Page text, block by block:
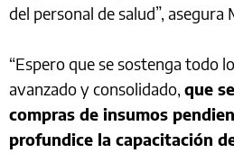
del personal de salud”, asegura
“Espero que se sostenga todo
avanzado y consolidado, que
compras de insumos
profundice la capacitación